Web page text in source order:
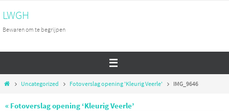
naar
de
LWGH
Bewaren om te begrijpen
HomeUncategorized Fotoverslag opening 'Kleurig Veerle' IMG_9646
« Fotoverslag opening ‘Kleurig Veerle’